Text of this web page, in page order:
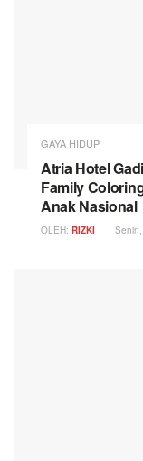
GAYA HIDUP
Atria Hotel
Family
Anak Nasional
OLEH: RIZKI